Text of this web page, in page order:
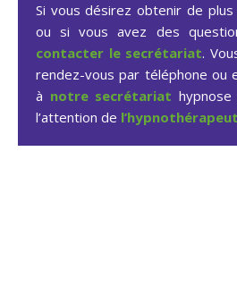
Si vous désirez obtenir de
ou si vous avez des
contacter le secrétariat.
rendez-vous par téléphone ou
à notre secrétariat
l’attention de